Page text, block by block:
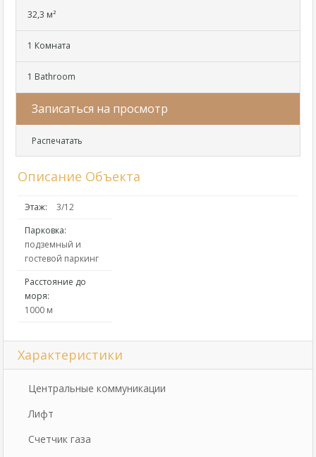
32,3 м²
1 Комната
1 Bathroom
Записаться на просмотр
Распечатать
Описание Объекта
Этаж:
3/12
Парковка:
подземный и
гостевой паркинг
Расстояние до
моря:
1000 м
Характеристики
Центральные коммуникации
Лифт
Счетчик газа